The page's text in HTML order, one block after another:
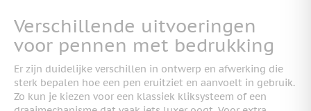
Verschillende uitvoeringen
voor pennen met bedrukking
Er zijn duidelijke verschillen in ontwerp en afwerking die
sterk bepalen hoe een pen eruitziet en aanvoelt in gebruik.
Zo kun je kiezen voor een klassiek kliksysteem of een